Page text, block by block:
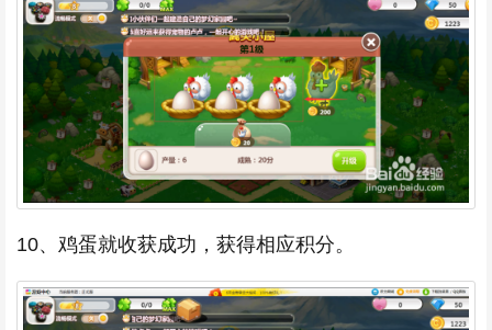
10、鸡蛋就收获成功，获得相应积分。